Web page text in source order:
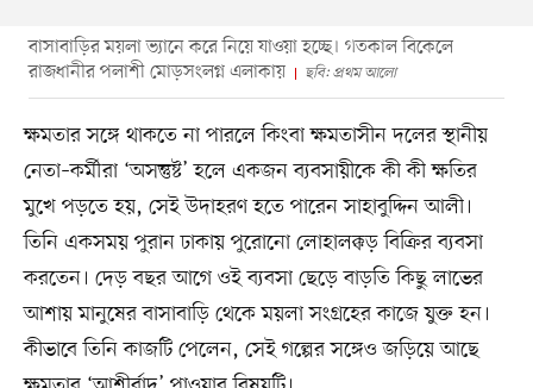
বাসাবাড়ির ময়লা ভ্যানে করে নিয়ে যাওয়া হচ্ছে। গতকাল বিকেলে
রাজধানীর পলাশী মোড়সংলগ্ন এলাকায়
ছবি: প্রথম আলো
ক্ষমতার সঙ্গে থাকতে না পারলে কিংবা ক্ষমতাসীন দলের স্থানীয়
নেতা–কর্মীরা ‘অসন্তুষ্ট’ হলে একজন ব্যবসায়ীকে কী কী ক্ষতির
মুখে পড়তে হয়, সেই উদাহরণ হতে পারেন সাহাবুদ্দিন আলী।
তিনি একসময় পুরান ঢাকায় পুরোনো লোহালক্কড় বিক্রির ব্যবসা
করতেন। দেড় বছর আগে ওই ব্যবসা ছেড়ে বাড়তি কিছু লাভের
আশায় মানুষের বাসাবাড়ি থেকে ময়লা সংগ্রহের কাজে যুক্ত হন।
কীভাবে তিনি কাজটি পেলেন, সেই গল্পের সঙ্গেও জড়িয়ে আছে